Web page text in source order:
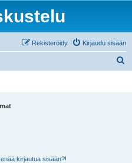
Kirjaudu sisään
Rekisteröidy
kirjautua sisään?!